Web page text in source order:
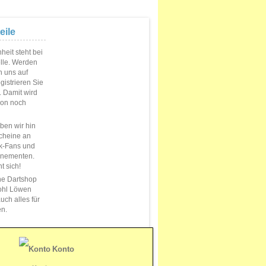
steht bei
Werden
uns auf
Sie
Damit wird
noch
wir hin
an
Fans und
sich!
Dartshop
Löwen
alles für
Konto